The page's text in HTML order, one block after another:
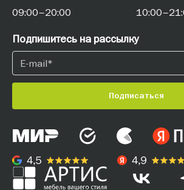
09:00–20:00
Подпишитесь на рассылку
Подписаться